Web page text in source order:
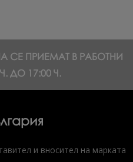
СЕ ПРИЕМАТ В РАБОТНИ
ДО 17:00 Ч.
и вносител на марката